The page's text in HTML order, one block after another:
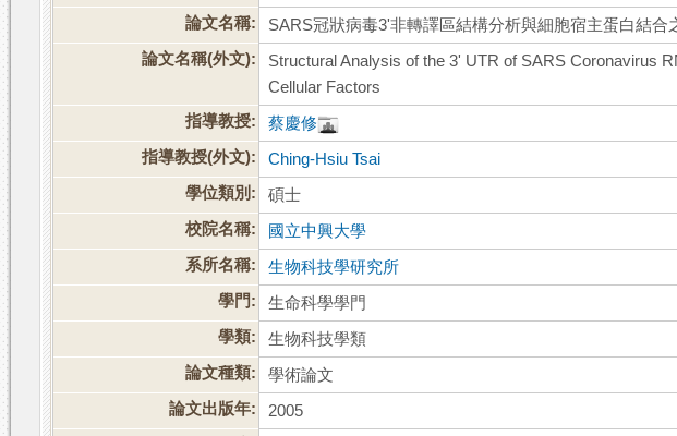
論文名稱:
SARS冠狀病毒3'非轉譯區結構分析與細胞宿主蛋白結合
論文名稱(外文):
Structural Analysis of the 3' UTR of SARS Coronavirus
Cellular Factors
指導教授:
蔡慶修
指導教授(外文):
Ching-Hsiu Tsai
學位類別:
碩士
校院名稱:
國立中興大學
系所名稱:
生物科技學研究所
學門:
生命科學學門
學類:
生物科技學類
論文種類:
學術論文
論文出版年:
2005